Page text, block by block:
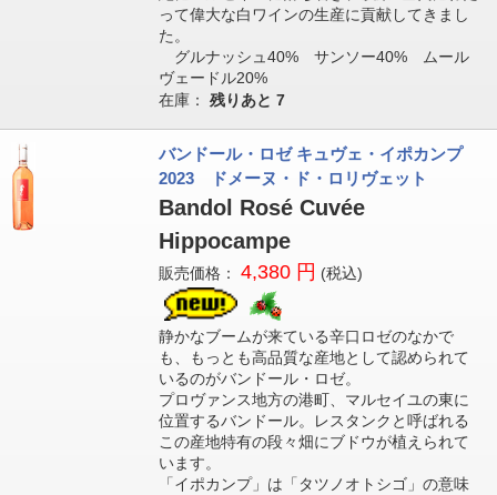
って偉大な白ワインの生産に貢献してきまし
た。
グルナッシュ40% サンソー40% ムール
ヴェードル20%
在庫： 残りあと 7
バンドール・ロゼ キュヴェ・イポカンプ
2023 ドメーヌ・ド・ロリヴェット
Bandol Rosé Cuvée
Hippocampe
販売価格： 4,380 円 (税込)
静かなブームが来ている辛口ロゼのなかで
も、もっとも高品質な産地として認められて
いるのがバンドール・ロゼ。
プロヴァンス地方の港町、マルセイユの東に
位置するバンドール。レスタンクと呼ばれる
この産地特有の段々畑にブドウが植えられて
います。
「イポカンプ」は「タツノオトシゴ」の意味